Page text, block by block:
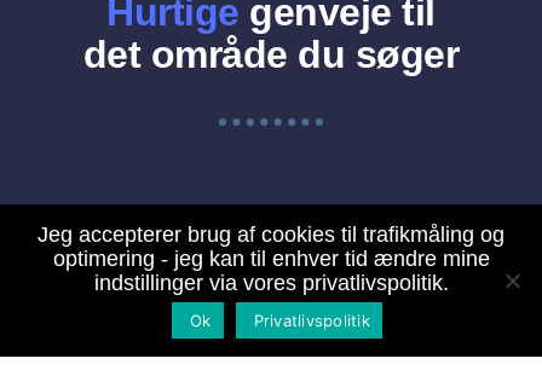
Indhent tilbud
Hurtige genveje til
det område du søger
Jeg accepterer brug af cookies til trafikmåling og
optimering - jeg kan til enhver tid ændre mine
indstillinger via vores privatlivspolitik.
Ok Privatlivspolitik